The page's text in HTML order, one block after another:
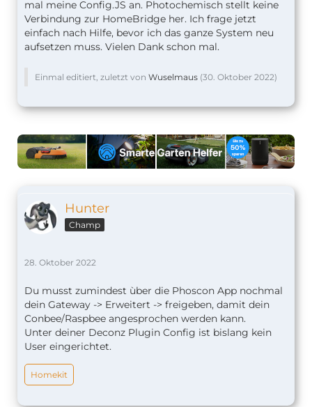
mal meine Config.JS an. Photochemisch stellt keine
Verbindung zur HomeBridge her. Ich frage jetzt
einfach nach Hilfe, bevor ich das ganze System neu
aufsetzen muss. Vielen Dank schon mal.
Einmal editiert, zuletzt von Wuselmaus (30. Oktober 2022)
Hunter
Champ
28. Oktober 2022
Du musst zumindest ùber die Phoscon App nochmal
dein Gateway -> Erweitert -> freigeben, damit dein
Conbee/Raspbee angesprochen werden kann.
Unter deiner Deconz Plugin Config ist bislang kein
User eingerichtet.
Homekit